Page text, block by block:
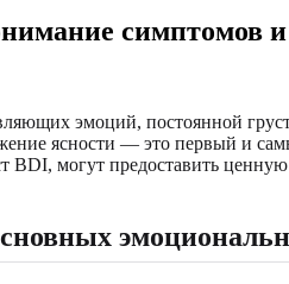
симптомов
эмоций, постоянной
ясности — это первый и
BDI, могут предоставить